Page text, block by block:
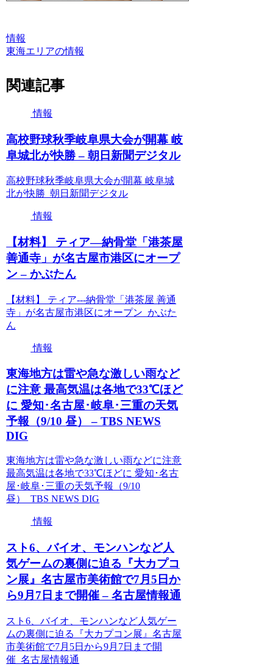
情報
東海エリアの情報
関連記事
情報
高校野球秋季岐阜県大会が開幕 岐
阜城北が快勝 – 朝日新聞デジタル
高校野球秋季岐阜県大会が開幕 岐阜城
北が快勝 朝日新聞デジタル
情報
【材料】 ティア—納骨堂「港茶屋
善通寺」が名古屋市港区にオープ
ン – かぶたん
【材料】 ティア---納骨堂「港茶屋 善通
寺」が名古屋市港区にオープン かぶた
ん
情報
東海地方は雷や急な激しい雨など
に注意 最高気温は各地で33℃ほど
に 愛知･名古屋･岐阜･三重の天気
予報（9/10 昼） – TBS NEWS
DIG
東海地方は雷や急な激しい雨などに注意
最高気温は各地で33℃ほどに 愛知･名古
屋･岐阜･三重の天気予報（9/10
昼） TBS NEWS DIG
情報
スト6、バイオ、モンハンなど人
気ゲームの裏側に迫る『大カプコ
ン展』名古屋市美術館で7月5日か
ら9月7日まで開催 – 名古屋情報通
スト6、バイオ、モンハンなど人気ゲー
ムの裏側に迫る『大カプコン展』名古屋
市美術館で7月5日から9月7日まで開
催 名古屋情報通